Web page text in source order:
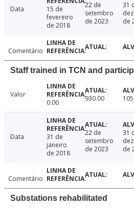
Data
15 de
fevereiro
de 2018
22 de
setembro
de 2023
31
de
Comentário
Staff trained in TCN and
Valor
0.00
930.00
Data
31 de
janeiro
de 2018
22 de
setembro
de 2023
31
de
Comentário
Substations rehabilitated